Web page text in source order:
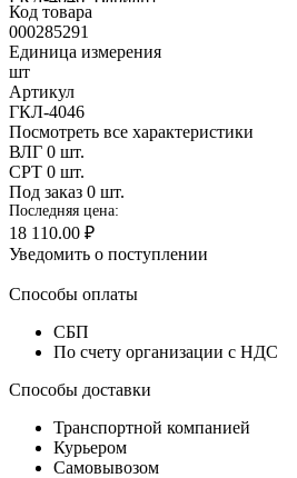
Код товара
000285291
Единица измерения
шт
Артикул
ГКЛ-4046
Посмотреть все характеристики
ВЛГ 0 шт.
СРТ 0 шт.
Под заказ 0 шт.
Последняя цена:
18 110.00 ₽
Уведомить о поступлении
Способы оплаты
СБП
По счету организации с НДС
Способы доставки
Транспортной компанией
Курьером
Самовывозом